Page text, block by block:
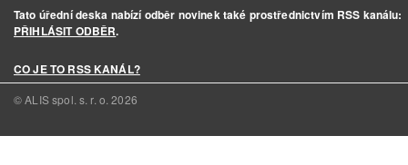
Tato úřední deska nabízí odběr novinek také prostřednictvím RSS kanálu:
PŘIHLÁSIT ODBĚR.
CO JE TO RSS KANÁL?
© ALIS spol. s. r. o.2026